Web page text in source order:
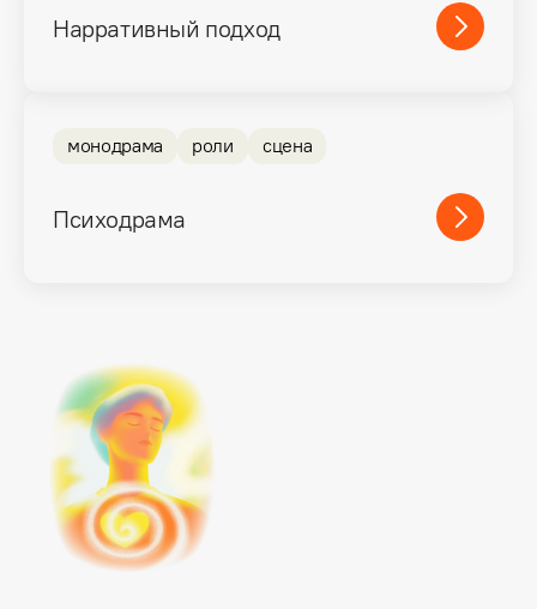
Нарративный подход
Психодрама
монодрама роли сцена